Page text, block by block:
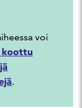
voi
koottu
.